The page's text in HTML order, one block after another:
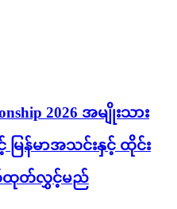
2026 အမျိုးသား
ြန်မာအသင်းနှင့် ထိုင်း
ထုတ်လွှင့်မည်